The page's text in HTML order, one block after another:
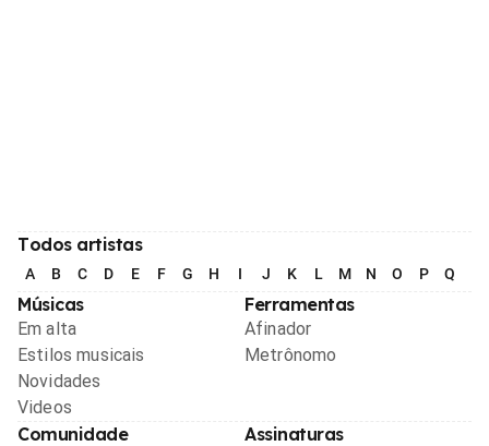
Todos artistas
A B C D E F G H I J K L M N O P Q
Músicas
Em alta
Estilos musicais
Novidades
Videos
Ferramentas
Afinador
Metrônomo
Comunidade Assinaturas